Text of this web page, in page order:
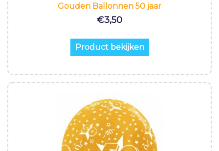
Gouden Ballonnen 50 jaar
€3,50
Product bekijken